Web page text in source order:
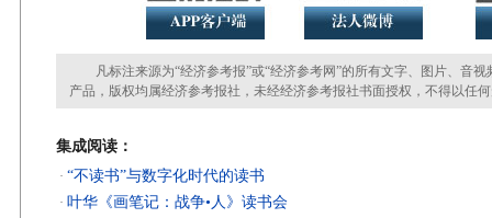
凡标注来源为“经济参考报”或“经济参考网”的所有文字、图片、音视
产品，版权均属经济参考报社，未经经济参考报社书面授权，不得以任
集成阅读：
· “不读书”与数字化时代的读书
· 叶华《画笔记：战争•人》读书会